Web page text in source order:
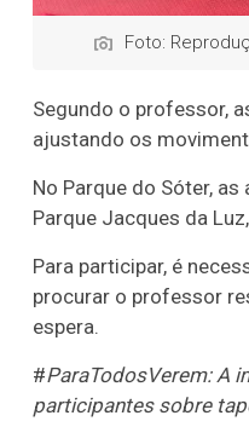
Foto:
Segundo o professor,
ajustando os
No Parque do Sóter,
Parque Jacques da
Para participar, é
procurar o professor
espera.
#ParaTodosVerem: A
participantes sobre